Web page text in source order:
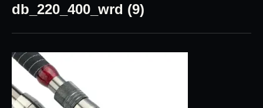
db_220_400_wrd (9)